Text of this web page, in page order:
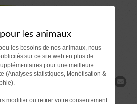
les animaux
les besoins de nos animaux, nous
sur ce site web en plus de
pour une meilleure
(Analyses statistiques, Monétisation &
modifier ou retirer votre consentement